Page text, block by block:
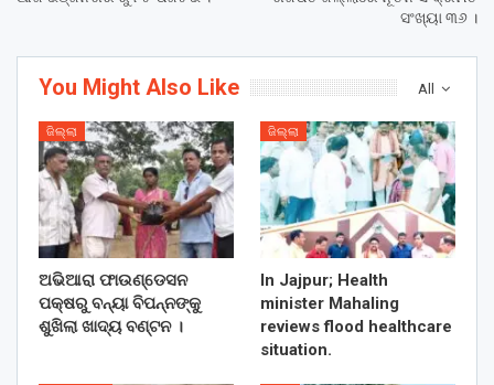
ସଂଖ୍ୟା ୩୬ ।
All
You Might Also Like
ଜିଲ୍ଲା
ଅଭିଆରା ଫାଉଣ୍ଡେସନ
ପକ୍ଷରୁ ବନ୍ୟା ବିପନ୍ନଙ୍କୁ
ଶୁଖିଲା ଖାଦ୍ୟ ବଣ୍ଟନ ।
ଜିଲ୍ଲା
In Jajpur; Health
minister Mahaling
reviews flood healthcare
situation.